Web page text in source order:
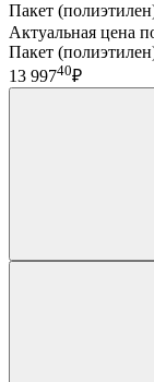
Пакет
Актуальная цена
Пакет
13 99740₽